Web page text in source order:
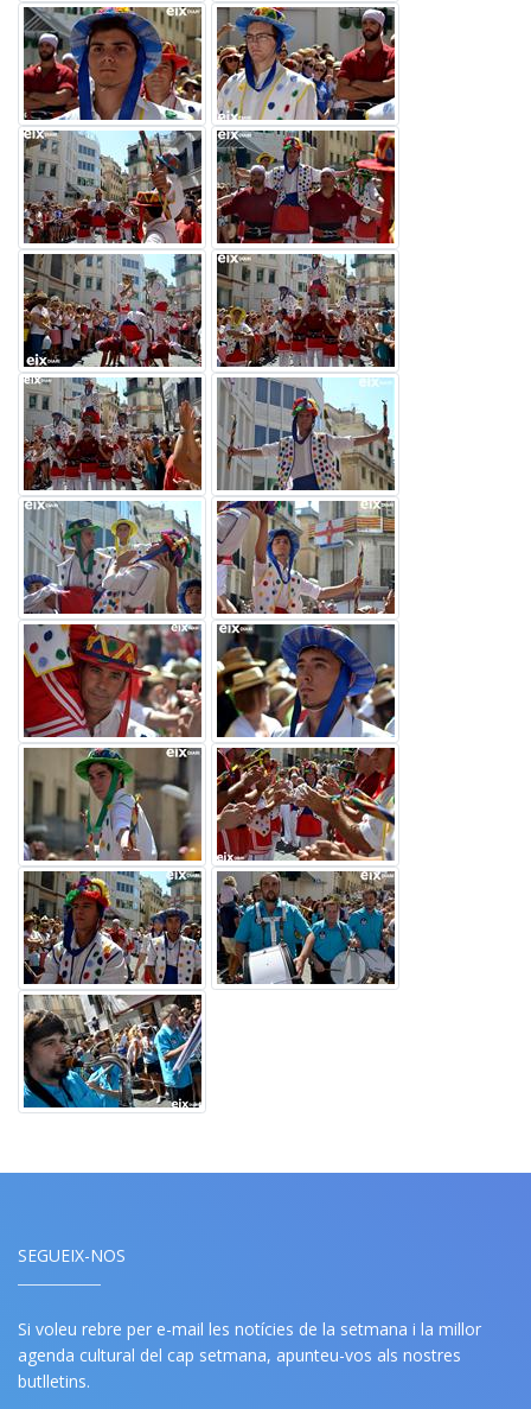
SEGUEIX-NOS
Si voleu rebre per e-mail les notícies de la setmana i la millor
agenda cultural del cap setmana, apunteu-vos als nostres
butlletins.